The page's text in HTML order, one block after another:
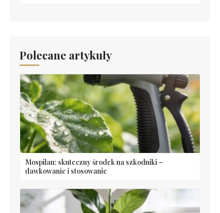
Polecane artykuły
Mospilan: skuteczny środek na szkodniki –
dawkowanie i stosowanie